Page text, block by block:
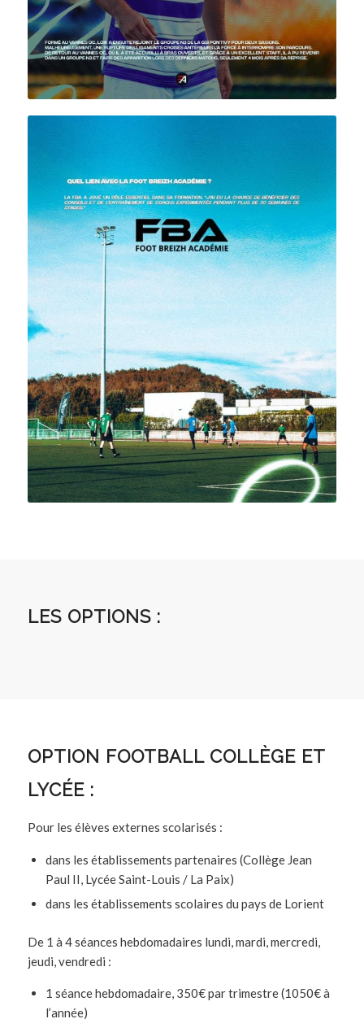
LES OPTIONS :
OPTION FOOTBALL COLLÈGE ET
LYCÉE :
Pour les élèves externes scolarisés :
dans les établissements partenaires (Collège Jean
Paul II, Lycée Saint-Louis / La Paix)
dans les établissements scolaires du pays de Lorient
De 1 à 4 séances hebdomadaires lundi, mardi, mercredi,
jeudi, vendredi :
1 séance hebdomadaire, 350€ par trimestre (1050€ à
l’année)